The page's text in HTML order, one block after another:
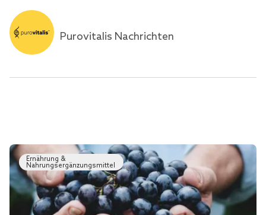
Purovitalis Nachrichten
Ernährung &
Nahrungsergänzungsmittel